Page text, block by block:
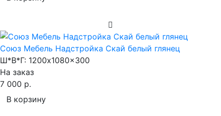
Союз Мебель Надстройка Скай белый глянец
Ш*В*Г: 1200x1080x300
На заказ
7 000 р.
В корзину